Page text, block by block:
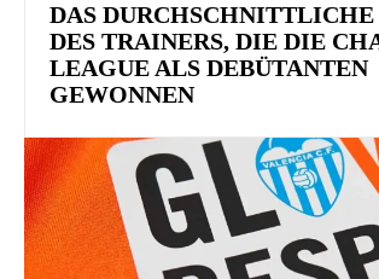
DAS DURCHSCHNITTLICHE
DES TRAINERS, DIE DIE
LEAGUE ALS DEBÜTANTEN
GEWONNEN